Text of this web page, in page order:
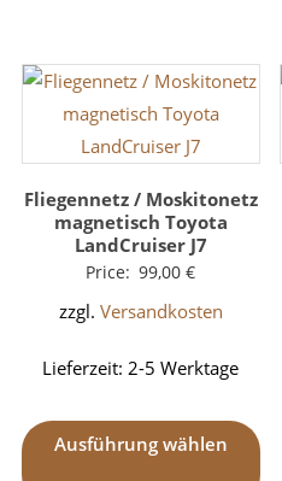
Fliegennetz / Moskitonetz
magnetisch Toyota
LandCruiser J7
Price: 99,00€
zzgl. Versandkosten
Lieferzeit:2-5 Werktage
Ausführung wählen